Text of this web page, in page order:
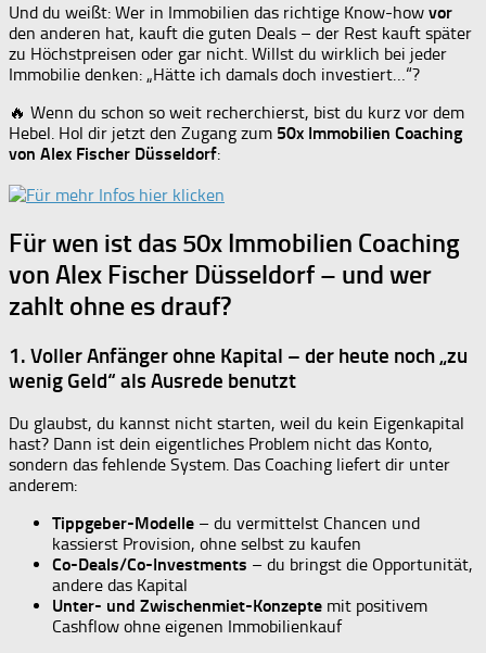
Und du weißt: Wer in Immobilien das richtige Know-how vor
den anderen hat, kauft die guten Deals – der Rest kauft später
zu Höchstpreisen oder gar nicht. Willst du wirklich bei jeder
Immobilie denken: „Hätte ich damals doch investiert…“?
🔥 Wenn du schon so weit recherchierst, bist du kurz vor dem
Hebel. Hol dir jetzt den Zugang zum 50x Immobilien Coaching
von Alex Fischer Düsseldorf:
Für wen ist das 50x Immobilien Coaching
von Alex Fischer Düsseldorf – und wer
zahlt ohne es drauf?
1. Voller Anfänger ohne Kapital – der heute noch „zu
wenig Geld“ als Ausrede benutzt
Du glaubst, du kannst nicht starten, weil du kein Eigenkapital
hast? Dann ist dein eigentliches Problem nicht das Konto,
sondern das fehlende System. Das Coaching liefert dir unter
anderem:
Tippgeber-Modelle – du vermittelst Chancen und
kassierst Provision, ohne selbst zu kaufen
Co-Deals/Co-Investments – du bringst die Opportunität,
andere das Kapital
Unter- und Zwischenmiet-Konzepte mit positivem
Cashflow ohne eigenen Immobilienkauf